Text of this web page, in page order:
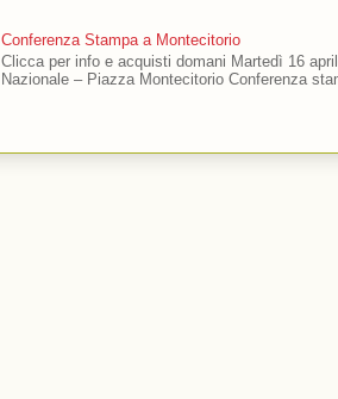
Conferenza Stampa a Montecitorio
Clicca per info e acquisti domani Martedì 16
Nazionale – Piazza Montecitorio Conferenza